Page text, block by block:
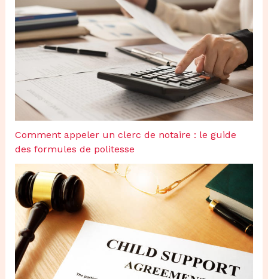
Comment appeler un clerc de notaire : le guide
des formules de politesse